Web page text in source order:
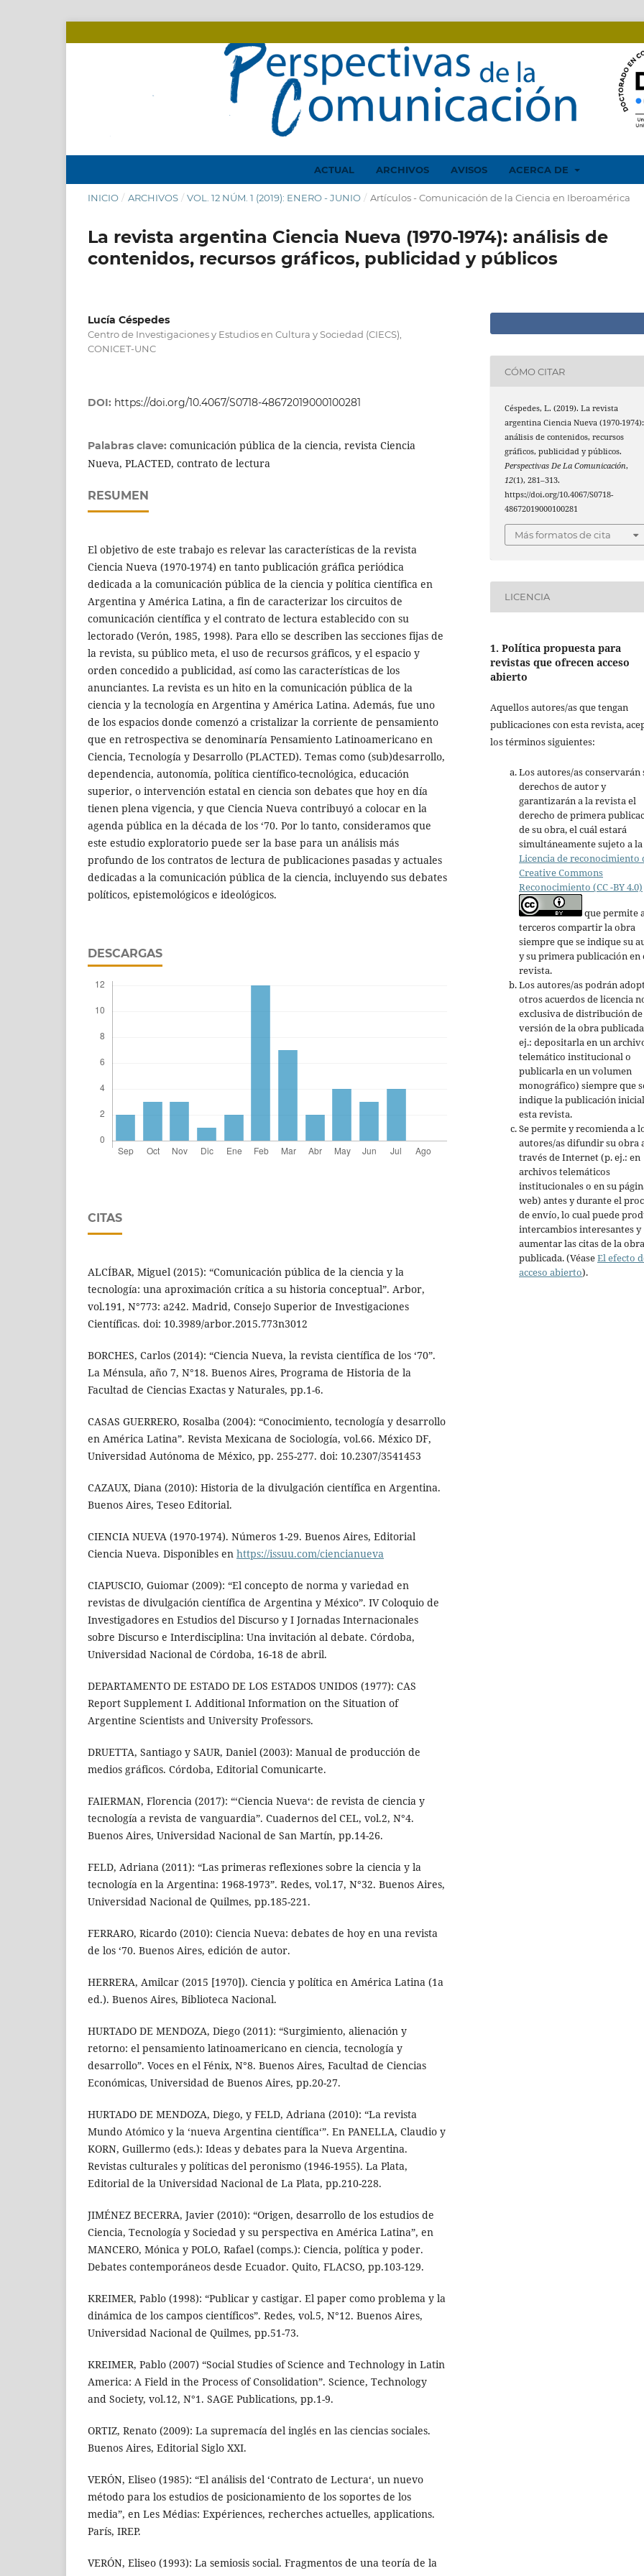
ACTUAL ARCHIVOS AVISOS ACERCA DE
INICIO / ARCHIVOS / VOL. 12 NÚM. 1 (2019): ENERO - JUNIO / Artículos - Comunicación de la Ciencia en Iberoamérica
La revista argentina Ciencia Nueva (1970-1974): análisis de
contenidos, recursos gráficos, publicidad y públicos
Lucía Céspedes
Centro de Investigaciones y Estudios en Cultura y Sociedad (CIECS),
CONICET-UNC
DOI: https://doi.org/10.4067/S0718-48672019000100281
Palabras clave: comunicación pública de la ciencia, revista Ciencia
Nueva, PLACTED, contrato de lectura
RESUMEN
El objetivo de este trabajo es relevar las características de la revista
Ciencia Nueva (1970-1974) en tanto publicación gráfica periódica
dedicada a la comunicación pública de la ciencia y política científica en
Argentina y América Latina, a fin de caracterizar los circuitos de
comunicación científica y el contrato de lectura establecido con su
lectorado (Verón, 1985, 1998). Para ello se describen las secciones fijas de
la revista, su público meta, el uso de recursos gráficos, y el espacio y
orden concedido a publicidad, así como las características de los
anunciantes. La revista es un hito en la comunicación pública de la
ciencia y la tecnología en Argentina y América Latina. Además, fue uno
de los espacios donde comenzó a cristalizar la corriente de pensamiento
que en retrospectiva se denominaría Pensamiento Latinoamericano en
Ciencia, Tecnología y Desarrollo (PLACTED). Temas como (sub)desarrollo,
dependencia, autonomía, política científico-tecnológica, educación
superior, o intervención estatal en ciencia son debates que hoy en día
tienen plena vigencia, y que Ciencia Nueva contribuyó a colocar en la
agenda pública en la década de los ‘70. Por lo tanto, consideramos que
este estudio exploratorio puede ser la base para un análisis más
profundo de los contratos de lectura de publicaciones pasadas y actuales
dedicadas a la comunicación pública de la ciencia, incluyendo sus debates
políticos, epistemológicos e ideológicos.
DESCARGAS
CITAS
ALCÍBAR, Miguel (2015): “Comunicación pública de la ciencia y la
tecnología: una aproximación crítica a su historia conceptual”. Arbor,
vol.191, N°773: a242. Madrid, Consejo Superior de Investigaciones
Científicas. doi: 10.3989/arbor.2015.773n3012
BORCHES, Carlos (2014): “Ciencia Nueva, la revista científica de los ‘70”.
La Ménsula, año 7, N°18. Buenos Aires, Programa de Historia de la
Facultad de Ciencias Exactas y Naturales, pp.1-6.
CASAS GUERRERO, Rosalba (2004): “Conocimiento, tecnología y desarrollo
en América Latina”. Revista Mexicana de Sociología, vol.66. México DF,
Universidad Autónoma de México, pp. 255-277. doi: 10.2307/3541453
CAZAUX, Diana (2010): Historia de la divulgación científica en Argentina.
Buenos Aires, Teseo Editorial.
CIENCIA NUEVA (1970-1974). Números 1-29. Buenos Aires, Editorial
Ciencia Nueva. Disponibles en https://issuu.com/ciencianueva
CIAPUSCIO, Guiomar (2009): “El concepto de norma y variedad en
revistas de divulgación científica de Argentina y México”. IV Coloquio de
Investigadores en Estudios del Discurso y I Jornadas Internacionales
sobre Discurso e Interdisciplina: Una invitación al debate. Córdoba,
Universidad Nacional de Córdoba, 16-18 de abril.
DEPARTAMENTO DE ESTADO DE LOS ESTADOS UNIDOS (1977): CAS
Report Supplement I. Additional Information on the Situation of
Argentine Scientists and University Professors.
DRUETTA, Santiago y SAUR, Daniel (2003): Manual de producción de
medios gráficos. Córdoba, Editorial Comunicarte.
FAIERMAN, Florencia (2017): “‘Ciencia Nueva‘: de revista de ciencia y
tecnología a revista de vanguardia”. Cuadernos del CEL, vol.2, N°4.
Buenos Aires, Universidad Nacional de San Martín, pp.14-26.
FELD, Adriana (2011): “Las primeras reflexiones sobre la ciencia y la
tecnología en la Argentina: 1968-1973”. Redes, vol.17, N°32. Buenos Aires,
Universidad Nacional de Quilmes, pp.185-221.
FERRARO, Ricardo (2010): Ciencia Nueva: debates de hoy en una revista
de los ‘70. Buenos Aires, edición de autor.
HERRERA, Amilcar (2015 [1970]). Ciencia y política en América Latina (1a
ed.). Buenos Aires, Biblioteca Nacional.
HURTADO DE MENDOZA, Diego (2011): “Surgimiento, alienación y
retorno: el pensamiento latinoamericano en ciencia, tecnología y
desarrollo”. Voces en el Fénix, N°8. Buenos Aires, Facultad de Ciencias
Económicas, Universidad de Buenos Aires, pp.20-27.
HURTADO DE MENDOZA, Diego, y FELD, Adriana (2010): “La revista
Mundo Atómico y la ‘nueva Argentina científica‘”. En PANELLA, Claudio y
KORN, Guillermo (eds.): Ideas y debates para la Nueva Argentina.
Revistas culturales y políticas del peronismo (1946-1955). La Plata,
Editorial de la Universidad Nacional de La Plata, pp.210-228.
JIMÉNEZ BECERRA, Javier (2010): “Origen, desarrollo de los estudios de
Ciencia, Tecnología y Sociedad y su perspectiva en América Latina”, en
MANCERO, Mónica y POLO, Rafael (comps.): Ciencia, política y poder.
Debates contemporáneos desde Ecuador. Quito, FLACSO, pp.103-129.
KREIMER, Pablo (1998): “Publicar y castigar. El paper como problema y la
dinámica de los campos científicos”. Redes, vol.5, N°12. Buenos Aires,
Universidad Nacional de Quilmes, pp.51-73.
KREIMER, Pablo (2007) “Social Studies of Science and Technology in Latin
America: A Field in the Process of Consolidation”. Science, Technology
and Society, vol.12, N°1. SAGE Publications, pp.1-9.
ORTIZ, Renato (2009): La supremacía del inglés en las ciencias sociales.
Buenos Aires, Editorial Siglo XXI.
VERÓN, Eliseo (1985): “El análisis del ‘Contrato de Lectura‘, un nuevo
método para los estudios de posicionamiento de los soportes de los
media”, en Les Médias: Expériences, recherches actuelles, applications.
París, IREP.
VERÓN, Eliseo (1993): La semiosis social. Fragmentos de una teoría de la
CÓMO CITAR
Céspedes, L. (2019). La revista
argentina Ciencia Nueva (1970-1974):
análisis de contenidos, recursos
gráficos, publicidad y públicos.
Perspectivas De La Comunicación,
12(1), 281–313.
https://doi.org/10.4067/S0718-
48672019000100281
Más formatos de cita
LICENCIA
1. Política propuesta para
revistas que ofrecen acceso
abierto
Aquellos autores/as que tengan
publicaciones con esta revista,
los términos siguientes:
Los autores/as conservarán
derechos de autor y
garantizarán a la revista el
derecho de primera
de su obra, el cuál estará
simultáneamente sujeto a la
Licencia de reconocimiento
Creative Commons
Reconocimiento (CC -BY 4.0)
que permite a
terceros compartir la obra
siempre que se indique su
y su primera publicación en
revista.
Los autores/as podrán
otros acuerdos de licencia
exclusiva de distribución de
versión de la obra
ej.: depositarla en un
telemático institucional o
publicarla en un volumen
monográfico) siempre que
indique la publicación
esta revista.
Se permite y recomienda a
autores/as difundir su obra
través de Internet (p. ej.: en
archivos telemáticos
institucionales o en su
web) antes y durante el
de envío, lo cual puede
intercambios interesantes y
aumentar las citas de la obra
publicada. (VéaseEl efecto
acceso abierto).